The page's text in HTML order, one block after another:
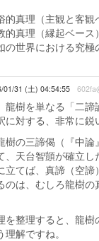
的真理（主観と客
的真理（縁起ベー
の世界における究
01/31 (土) 04:54:55
龍樹を単なる「二
に対する、非常に鋭
樹の三諦偈（『中
、天台智顗が確立
立てば、真諦（空諦
のは、むしろ龍樹の
を整理すると、龍
解ですね。